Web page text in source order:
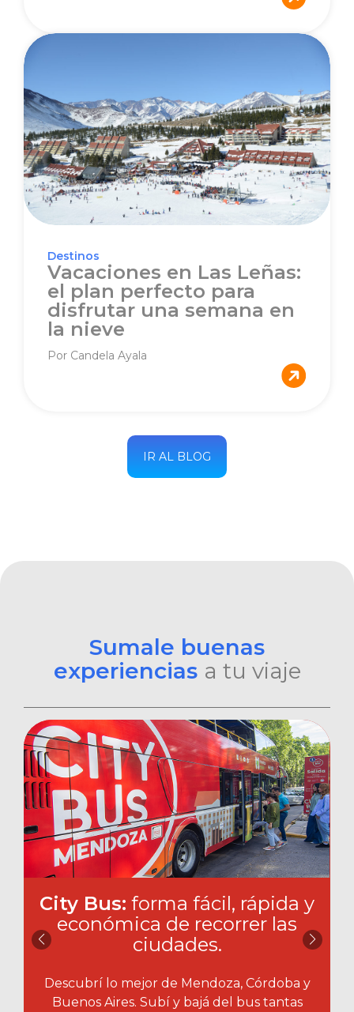
Destinos
Vacaciones en Las Leñas:
el plan perfecto para
disfrutar una semana en
la nieve
Por Candela Ayala
IR AL BLOG
Sumale buenas
experiencias a tu viaje
City Bus: forma fácil, rápida y
económica de recorrer las
ciudades.​
Descubrí lo mejor de Mendoza, Córdoba y
Buenos Aires. Subí y bajá del bus tantas